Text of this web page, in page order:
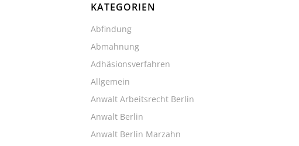
KATEGORIEN
Abfindung
Abmahnung
Adhäsionsverfahren
Allgemein
Anwalt Arbeitsrecht Berlin
Anwalt Berlin
Anwalt Berlin Marzahn